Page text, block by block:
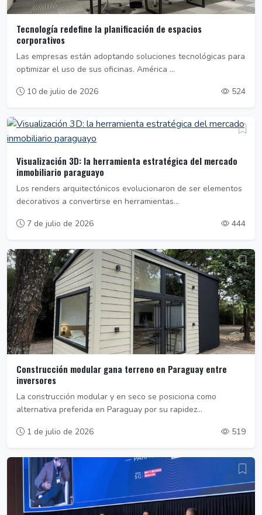
Tecnología redefine la planificación de espacios
corporativos
Las empresas están adoptando soluciones tecnológicas para
optimizar el uso de sus oficinas. América ...
10 de julio de 2026
524
Visualización 3D: la herramienta estratégica del mercado
inmobiliario paraguayo
Los renders arquitectónicos evolucionaron de ser elementos
decorativos a convertirse en herramientas...
7 de julio de 2026
444
Construcción modular gana terreno en Paraguay entre
inversores
La construcción modular y en seco se posiciona como
alternativa preferida en Paraguay por su rapidez...
1 de julio de 2026
519